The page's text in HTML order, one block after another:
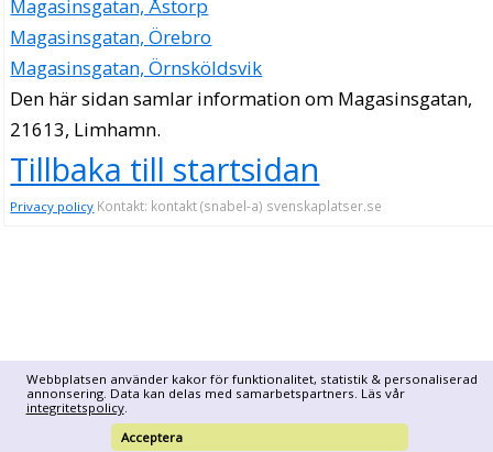
Webbplatsen använder kakor för funktionalitet, statistik & personaliserad
annonsering. Data kan delas med samarbetspartners. Läs vår
integritetspolicy.
Acceptera
Magasinsgatan, Åstorp
Magasinsgatan, Örebro
Magasinsgatan, Örnsköldsvik
Den här sidan samlar information om Magasinsgatan,
21613, Limhamn.
Tillbaka till startsidan
Privacy policy Kontakt: kontakt (snabel-a) svenskaplatser.se